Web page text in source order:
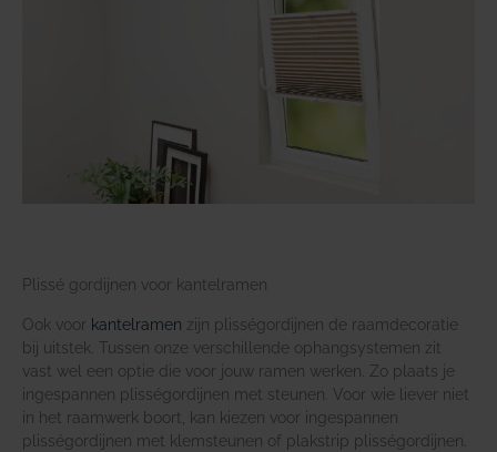
Plissé gordijnen voor kantelramen
Ook voor kantelramen zijn plisségordijnen de raamdecoratie
bij uitstek. Tussen onze verschillende ophangsystemen zit
vast wel een optie die voor jouw ramen werken. Zo plaats je
ingespannen plisségordijnen met steunen. Voor wie liever niet
in het raamwerk boort, kan kiezen voor ingespannen
plisségordijnen met klemsteunen of plakstrip plisségordijnen.